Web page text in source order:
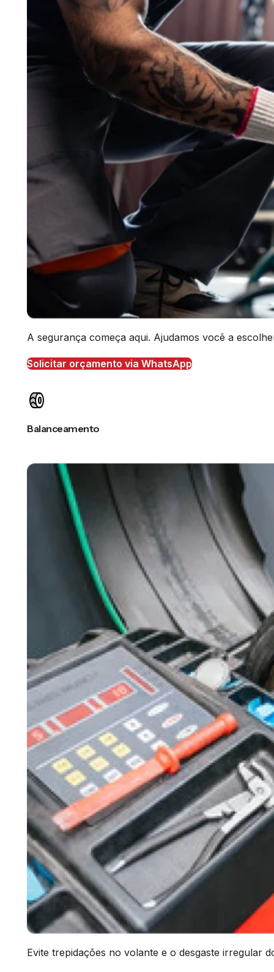
A segurança começa aqui. Ajudamos você a
Solicitar orçamento via WhatsApp
Balanceamento
Evite trepidações no volante e o desgaste irregular